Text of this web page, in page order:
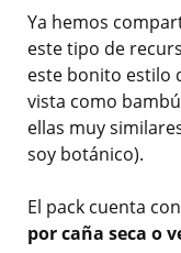
Ya hemos
este tipo de
este bonito estilo
vista como
ellas muy
soy botánico).
El pack cuenta con
por caña seca o